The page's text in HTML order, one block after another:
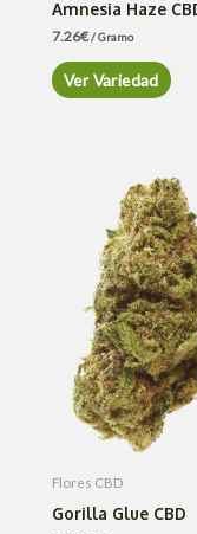
Amnesia Haze
7.26€/ Gramo
Ver Variedad
Flores CBD
Gorilla Glue CBD